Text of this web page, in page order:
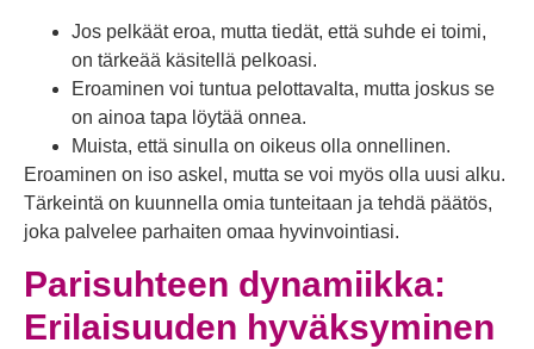
Jos pelkäät eroa, mutta tiedät, että suhde ei toimi,
on tärkeää käsitellä pelkoasi.
Eroaminen voi tuntua pelottavalta, mutta joskus se
on ainoa tapa löytää onnea.
Muista, että sinulla on oikeus olla onnellinen.
Eroaminen on iso askel, mutta se voi myös olla uusi alku.
Tärkeintä on kuunnella omia tunteitaan ja tehdä päätös,
joka palvelee parhaiten omaa hyvinvointiasi.
Parisuhteen dynamiikka:
Erilaisuuden hyväksyminen